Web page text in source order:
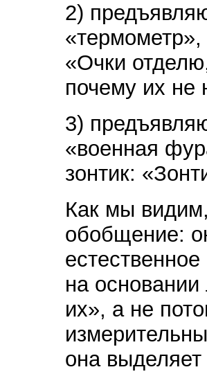
2)
«Очки
почему их не
3)
«военная
зонтик:
Как мы
обобщение:
на основании
их», а не
она выделяет